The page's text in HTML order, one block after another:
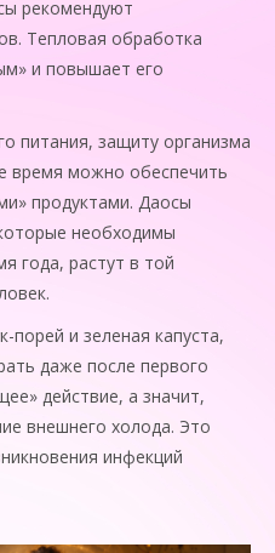
рекомендуют
Тепловая обработка
и повышает его
питания, защиту организма
время можно обеспечить
продуктами. Даосы
необходимы
года, растут в той
и зеленая капуста,
даже после первого
действие, а значит,
внеш­него холода. Это
инфекций